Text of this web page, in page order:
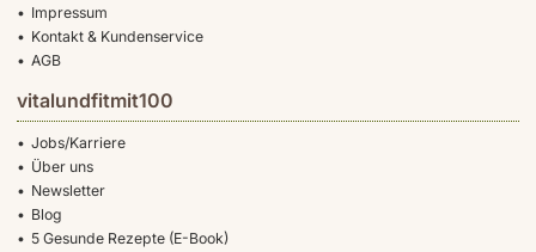
Impressum
Kontakt & Kundenservice
AGB
vitalundfitmit100
Jobs/Karriere
Über uns
Newsletter
Blog
5 Gesunde Rezepte (E-Book)